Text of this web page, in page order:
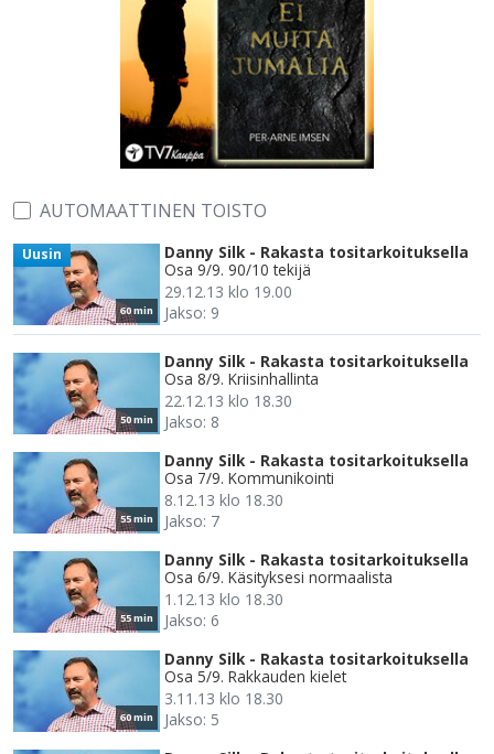
AUTOMAATTINEN TOISTO
60 min
Uusin
Danny Silk - Rakasta tositarkoituksella
Osa 9/9. 90/10 tekijä
29.12.13 klo 19.00
Jakso: 9
50 min
Danny Silk - Rakasta tositarkoituksella
Osa 8/9. Kriisinhallinta
22.12.13 klo 18.30
Jakso: 8
55 min
Danny Silk - Rakasta tositarkoituksella
Osa 7/9. Kommunikointi
8.12.13 klo 18.30
Jakso: 7
55 min
Danny Silk - Rakasta tositarkoituksella
Osa 6/9. Käsityksesi normaalista
1.12.13 klo 18.30
Jakso: 6
60 min
Danny Silk - Rakasta tositarkoituksella
Osa 5/9. Rakkauden kielet
3.11.13 klo 18.30
Jakso: 5